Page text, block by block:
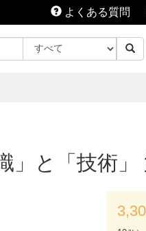
よくある質問
」と「技術」